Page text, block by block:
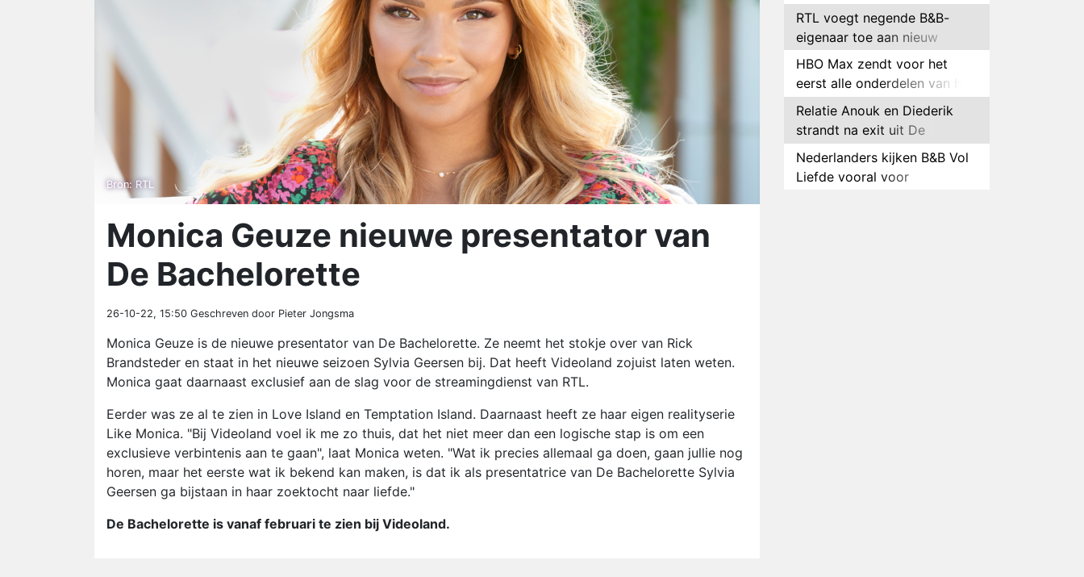
Bron: RTL
Monica Geuze nieuwe presentator van
De Bachelorette
26-10-22, 15:50 Geschreven door Pieter Jongsma
Monica Geuze is de nieuwe presentator van De Bachelorette. Ze neemt het stokje over van Rick
Brandsteder en staat in het nieuwe seizoen Sylvia Geersen bij. Dat heeft Videoland zojuist laten weten.
Monica gaat daarnaast exclusief aan de slag voor de streamingdienst van RTL.
Eerder was ze al te zien in Love Island en Temptation Island. Daarnaast heeft ze haar eigen realityserie
Like Monica. "Bij Videoland voel ik me zo thuis, dat het niet meer dan een logische stap is om een
exclusieve verbintenis aan te gaan", laat Monica weten. "Wat ik precies allemaal ga doen, gaan jullie nog
horen, maar het eerste wat ik bekend kan maken, is dat ik als presentatrice van De Bachelorette Sylvia
Geersen ga bijstaan in haar zoektocht naar liefde."
De Bachelorette is vanaf februari te zien bij Videoland.
verlaten
RTL voegt negende B&B-
eigenaar toe aan nieuw
seizoen B&B Vol Liefde
HBO Max zendt voor het
eerst alle onderdelen van het
EK Atletiek uit
Relatie Anouk en Diederik
strandt na exit uit De
Bondgenoten
Nederlanders kijken B&B Vol
Liefde vooral voor